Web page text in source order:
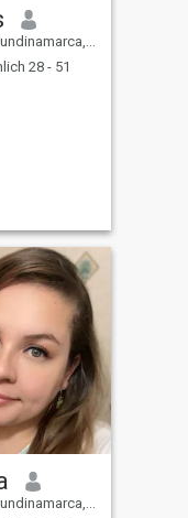
Kolumbien
28 - 51
Kolumbien